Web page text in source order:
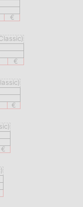
€
€
€
€